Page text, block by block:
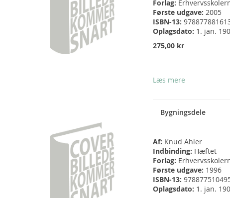
Forlag:
Første udgave: 2005
ISBN-13:
Oplagsdato: 1. jan.
275,00 kr
Læs mere
Bygningsdele
Af: Knud Ahler
Indbinding: Hæftet
Forlag:
Første udgave: 1996
ISBN-13:
Oplagsdato: 1. jan.